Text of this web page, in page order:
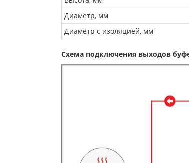
Диаметр, мм
Диаметр с изоляцией, мм
Схема подключения выходов